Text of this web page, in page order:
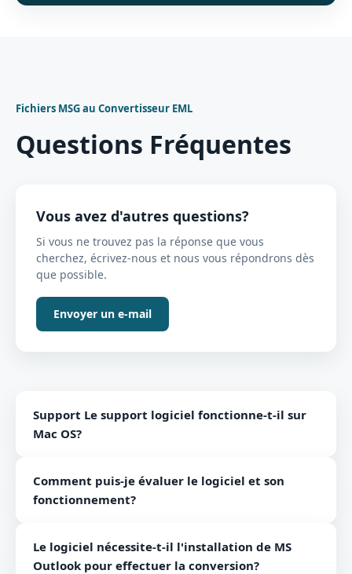
Fichiers MSG au Convertisseur EML
Questions Fréquentes
Vous avez d'autres questions?
Si vous ne trouvez pas la réponse que vous
cherchez, écrivez-nous et nous vous répondrons dès
que possible.
Envoyer un e-mail
Support Le support logiciel fonctionne-t-il sur
Mac OS?
plates-formes Windows.
Comment puis-je évaluer le logiciel et son
fonctionnement?
convertisseur MSG vers EML pour évaluer le logiciel
et son fonctionnement.
Le logiciel nécessite-t-il l'installation de MS
Outlook pour effectuer la conversion?